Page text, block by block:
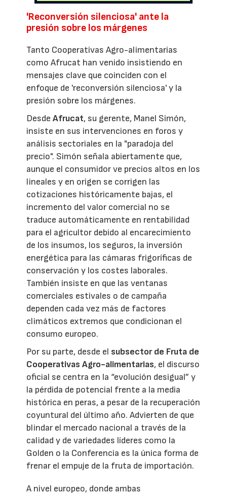
'Reconversión silenciosa' ante la
presión sobre los márgenes
Tanto Cooperativas Agro-alimentarias
como Afrucat han venido insistiendo en
mensajes clave que coinciden con el
enfoque de 'reconversión silenciosa' y la
presión sobre los márgenes.
DesdeAfrucat, su gerente, Manel Simón,
insiste en sus intervenciones en foros y
análisis sectoriales en la "paradoja del
precio". Simón señala abiertamente que,
aunque el consumidor ve precios altos en los
lineales y en origen se corrigen las
cotizaciones históricamente bajas, el
incremento del valor comercial no se
traduce automáticamente en rentabilidad
para el agricultor debido al encarecimiento
de los insumos, los seguros, la inversión
energética para las cámaras frigoríficas de
conservación y los costes laborales.
También insiste en que las ventanas
comerciales estivales o de campaña
dependen cada vez más de factores
climáticos extremos que condicionan el
consumo europeo.
Por su parte, desde el subsector de Fruta de
Cooperativas Agro-alimentarias, el discurso
oficial se centra en la “evolución desigual” y
la pérdida de potencial frente a la media
histórica en peras, a pesar de la recuperación
coyuntural del último año. Advierten de que
blindar el mercado nacional a través de la
calidad y de variedades líderes como la
Golden o la Conferencia es la única forma de
frenar el empuje de la fruta de importación.
A nivel europeo, donde ambas